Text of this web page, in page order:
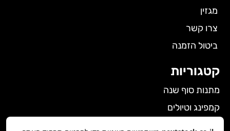
מגזין
צרו קשר
ביטול הזמנה
קטגוריות
מתנות סוף שנה
קמפינג וטיולים